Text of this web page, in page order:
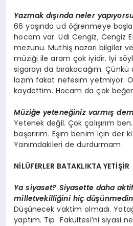
Yazmak dışında neler
66 yaşında ud öğrenmeye
hocam var. Udi Cengiz, Cengiz
mezunu. Müthiş nazari bilgiler
müziği ile aram çok iyidir. İyi
sigarayı da bırakacağım.
lazım fakat nefesim yetmiyor.
kaydettim. Hocam da çok
Müziğe yeteneğiniz varmış
Yetenek değil. Çok çalışırım
başarırım. Eşim benim için der
Yanımdakileri de durdurmam.
NİLÜFERLER BATAKLIKTA YETİŞİR
Ya siyaset? Siyasette daha
milletvekilliğini hiç
Düşünecek vaktim olmadı.
yaptım. Tıp Fakültesi’ni siyasi